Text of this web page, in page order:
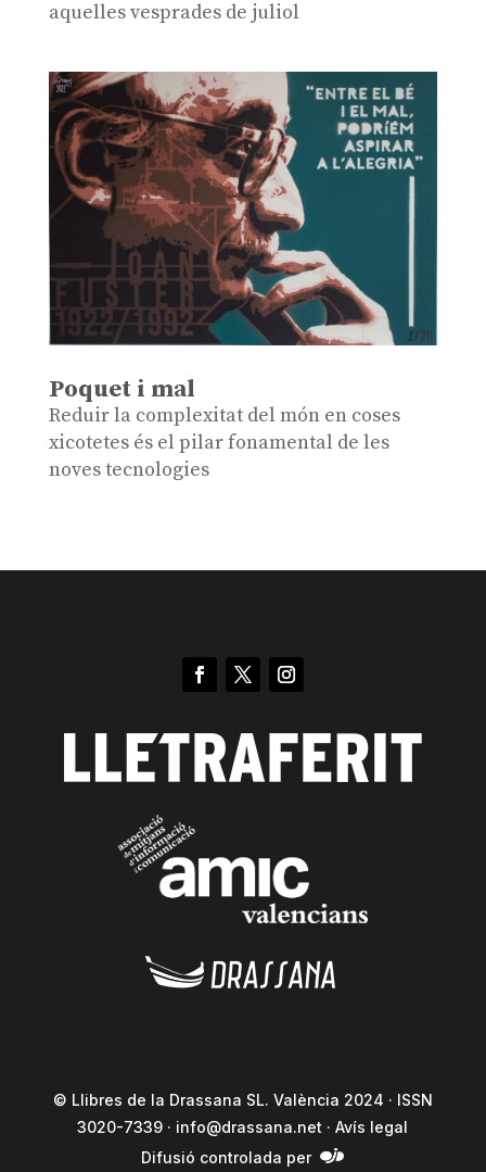
aquelles vesprades de juliol
Poquet i mal
Reduir la complexitat del món en coses
xicotetes és el pilar fonamental de les
noves tecnologies
© Llibres de la Drassana SL. València 2024 · ISSN
3020-7339 · info@drassana.net ·Avís legal
Difusió controlada per